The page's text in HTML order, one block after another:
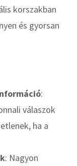
korszakban
és gyorsan
:
válaszok
ha a
: Nagyon